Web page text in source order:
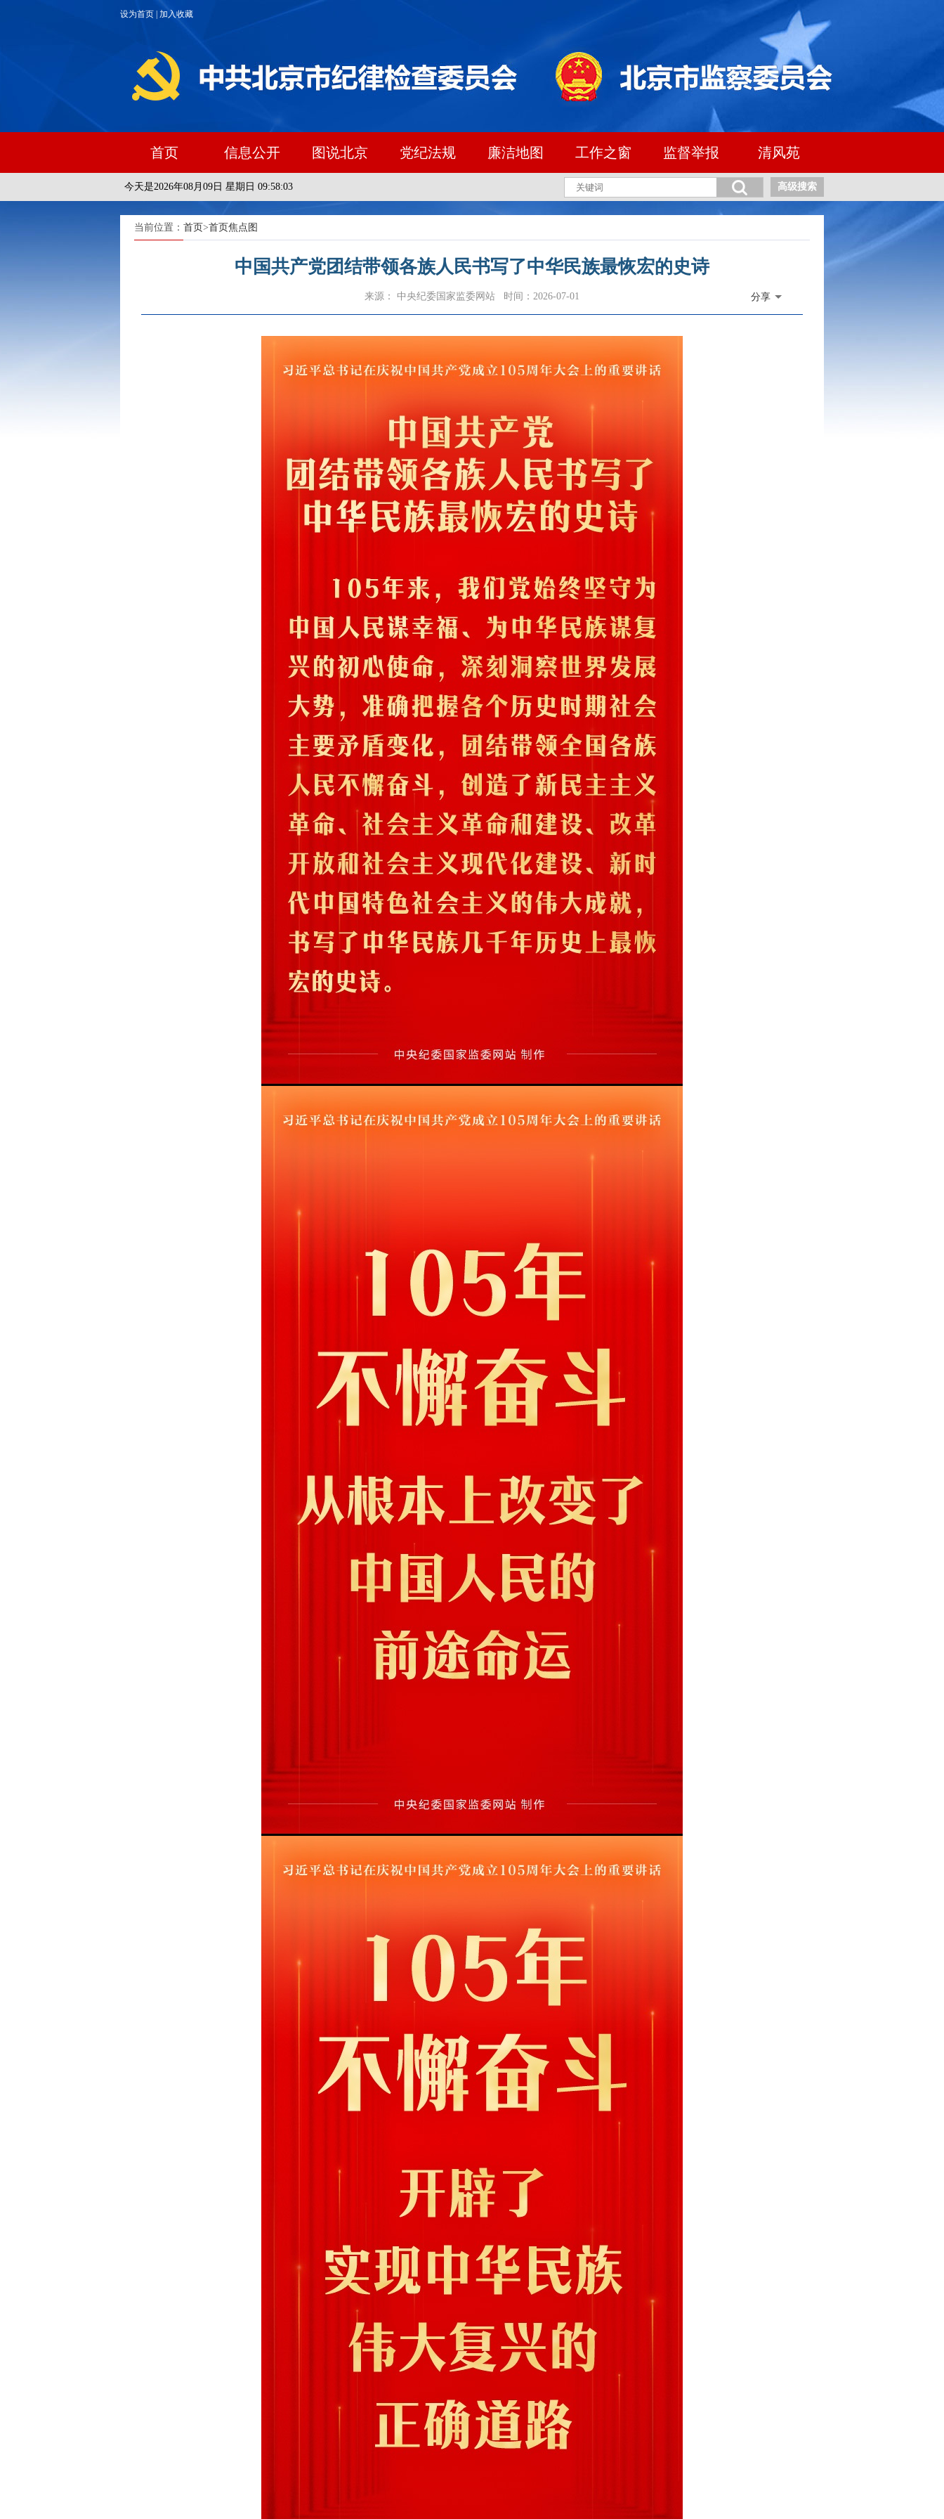
设为首页 加入收藏
首页 信息公开 图说北京 党纪法规 廉洁地图 工作之窗 监督举报 清风苑
今天是2026年08月09日 星期日 09:58:04 高级搜索
当前位置： 首页>首页焦点图
中国共产党团结带领各族人民书写了中华民族最恢宏的史诗
来源： 中央纪委国家监委网站 时间：2026-07-01 分享